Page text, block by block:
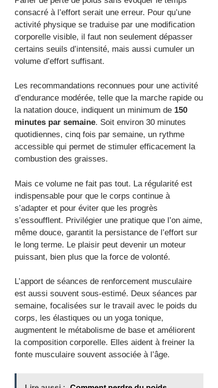
consacré à l’effort serait une erreur. Pour qu’une
activité physique se traduise par une modification
corporelle visible, il faut non seulement dépasser
certains seuils d’intensité, mais aussi cumuler un
volume d’effort suffisant.
Les recommandations reconnues pour une activité
d’endurance modérée, telle que la marche rapide ou
la natation douce, indiquent un minimum de 150
minutes par semaine. Soit environ 30 minutes
quotidiennes, cinq fois par semaine, un rythme
accessible qui permet de stimuler efficacement la
combustion des graisses.
Mais ce volume ne fait pas tout. La régularité est
indispensable pour que le corps continue à
s’adapter et pour éviter que les progrès
s’essoufflent. Privilégier une pratique que l’on aime,
même douce, garantit la persistance de l’effort sur
le long terme. Le plaisir peut devenir un moteur
puissant, bien plus que la force de volonté.
L’apport de séances de renforcement musculaire
est aussi souvent sous-estimé. Deux séances par
semaine, focalisées sur le travail avec le poids du
corps, les élastiques ou un yoga tonique,
augmentent le métabolisme de base et améliorent
la composition corporelle. Elles aident à freiner la
fonte musculaire souvent associée à l’âge.